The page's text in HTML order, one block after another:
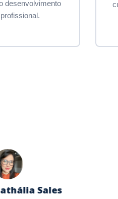
desenvolvimento
Sales